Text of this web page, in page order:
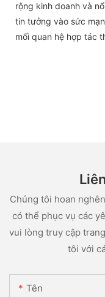
rộng kinh doanh và
tin tưởng vào sức
mối quan hệ hợp tác
Chúng tôi hoan
có thể phục vụ các
vui lòng truy cập
tôi với
Tên